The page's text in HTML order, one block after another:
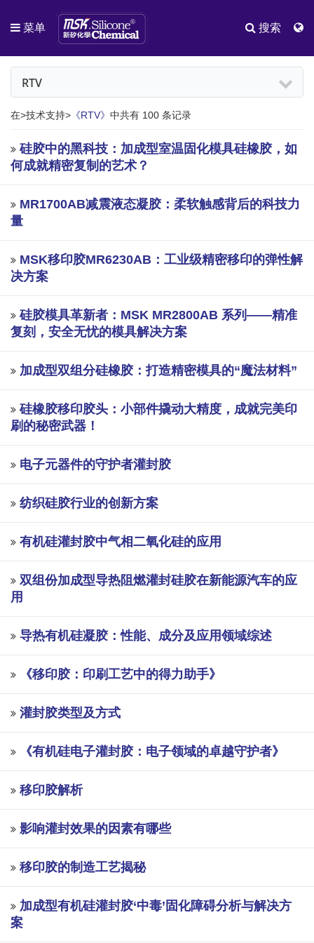
菜单 搜索
RTV
在>技术支持> 《RTV》 中共有 100 条记录
硅胶中的黑科技：加成型室温固化模具硅橡胶，如
何成就精密复制的艺术？
MR1700AB减震液态凝胶：柔软触感背后的科技力
量
MSK移印胶MR6230AB：工业级精密移印的弹性解
决方案
硅胶模具革新者：MSK MR2800AB 系列——精准
复刻，安全无忧的模具解决方案
加成型双组分硅橡胶：打造精密模具的“魔法材料”
硅橡胶移印胶头：小部件撬动大精度，成就完美印
刷的秘密武器！
电子元器件的守护者灌封胶
纺织硅胶行业的创新方案
有机硅灌封胶中气相二氧化硅的应用
双组份加成型导热阻燃灌封硅胶在新能源汽车的应
用
导热有机硅凝胶：性能、成分及应用领域综述
《移印胶：印刷工艺中的得力助手》
灌封胶类型及方式
《有机硅电子灌封胶：电子领域的卓越守护者》
移印胶解析
影响灌封效果的因素有哪些
移印胶的制造工艺揭秘
加成型有机硅灌封胶‘中毒’固化障碍分析与解决方
案